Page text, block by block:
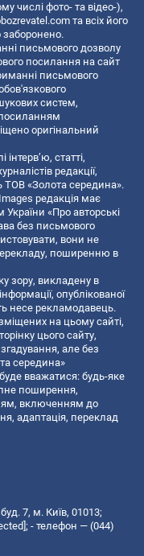
числі фото- та відео-),
та всіх його
заборонено.
письмового дозволу
посилання на сайт
письмового
систем,
посиланням
оригінальний
статті,
редакції,
ТОВ «Золота середина».
редакція має
«Про авторські
без письмового
вони не
поширенню в
зору, викладену в
опублікованої
несе рекламодавець.
на цьому сайті,
цього сайту,
але без
середина»
вважатися: будь-яке
поширення,
включенням до
адаптація, переклад
7, м. Київ, 01013;
; - телефон — (044)